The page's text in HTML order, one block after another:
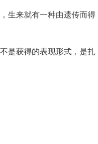
生来就有一种由遗传而得
是获得的表现形式，是扎